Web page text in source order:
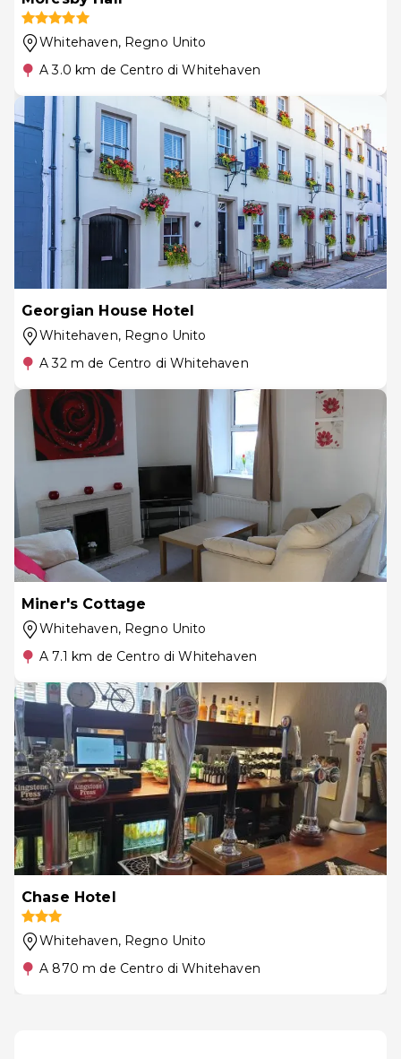
Whitehaven, Regno Unito
A 3.0 km de Centro di Whitehaven
Georgian House Hotel
Whitehaven, Regno Unito
A 32 m de Centro di Whitehaven
Miner's Cottage
Whitehaven, Regno Unito
A 7.1 km de Centro di Whitehaven
Chase Hotel
Whitehaven, Regno Unito
A 870 m de Centro di Whitehaven